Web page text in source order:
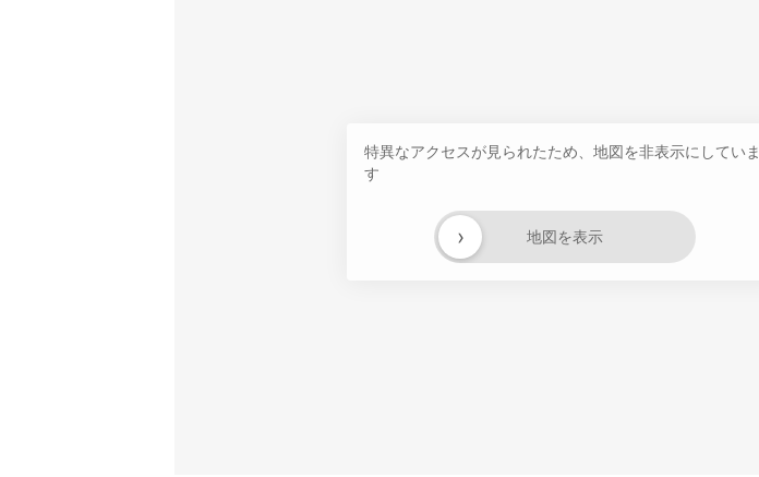
特異なアクセスが見られたため、地図を非表示にしていま
す
地図を表示
›